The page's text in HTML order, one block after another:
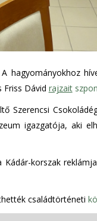
hagyományokhoz
Dávid rajzait
Szerencsi
igazgatója, aki
korszak
családtörténeti